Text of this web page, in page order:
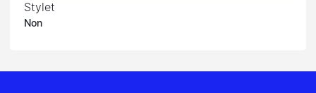
Stylet
Non